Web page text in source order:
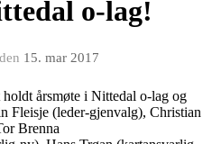
o-lag!
den 15. mar 2017
årsmøte i Nittedal o-lag og
Fleisje (leder-gjenvalg), Christian
Brenna